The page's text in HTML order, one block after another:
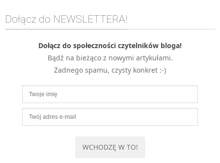
Django
PHP
WordPress
MOBILE
Android
KONTROLA WERSJI
SQL
Dołącz do NEWSLETTERA!
Dołącz do społeczności czytelników bloga!
Bądź na bieżąco z nowymi artykułami.
Żadnego spamu, czysty konkret :-)